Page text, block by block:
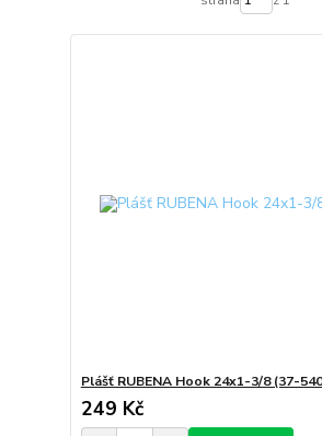
Plášť RUBENA Hook 24x1-3/8 (37-
249 Kč